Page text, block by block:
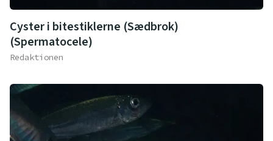
Cyster i bitestiklerne (Sædbrok)
(Spermatocele)
Redaktionen